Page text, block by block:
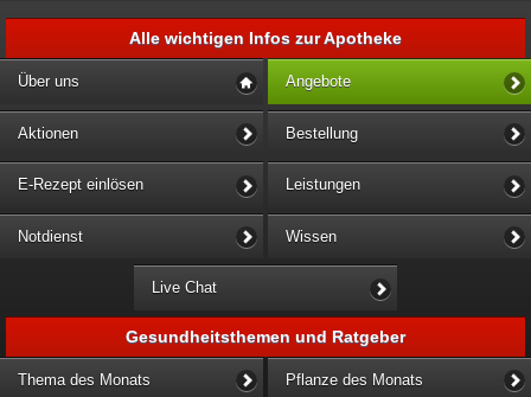
Alle wichtigen Infos zur Apotheke
Über uns Angebote
Aktionen Bestellung
E-Rezept einlösen Leistungen
Notdienst Wissen
Live Chat
Gesundheitsthemen und Ratgeber
Thema des Monats Pflanze des Monats